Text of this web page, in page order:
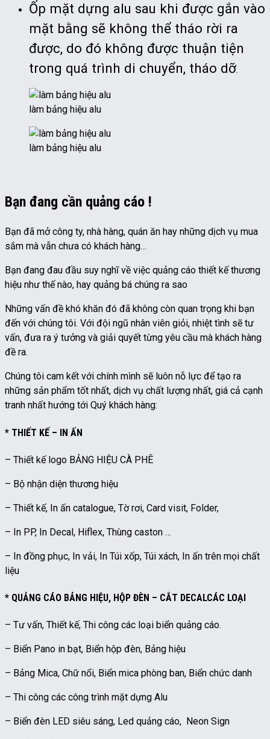
Ốp mặt dựng alu sau khi được gắn vào
mặt bằng sẽ không thể tháo rời ra
được, do đó không được thuận tiện
trong quá trình di chuyển, tháo dỡ.
làm bảng hiệu alu
làm bảng hiệu alu
Bạn đang cần quảng cáo !
Bạn đã mở công ty, nhà hàng, quán ăn hay những dịch vụ mua
sắm mà vẫn chưa có khách hàng…
Bạn đang đau đầu suy nghĩ về việc quảng cáo thiết kế thương
hiệu như thế nào, hay quảng bá chúng ra sao
Những vấn đề khó khăn đó đã không còn quan trọng khi bạn
đến với chúng tôi. Với đội ngũ nhân viên giỏi, nhiệt tình sẽ tư
vấn, đưa ra ý tưởng và giải quyết từng yêu cầu mà khách hàng
đề ra.
Chúng tôi cam kết với chính mình sẽ luôn nỗ lực để tạo ra
những sản phẩm tốt nhất, dịch vụ chất lượng nhất, giá cả cạnh
tranh nhất hướng tới Quý khách hàng:
* THIẾT KẾ – IN ẤN
– Thiết kế logo BẢNG HIỆU CÀ PHÊ
– Bộ nhận diện thương hiệu
– Thiết kế, In ấn catalogue, Tờ rơi, Card visit, Folder,
– In PP, In Decal, Hiflex, Thùng caston …
– In đồng phục, In vải, In Túi xốp, Túi xách, In ấn trên mọi chất
liệu
* QUẢNG CÁO BẢNG HIỆU, HỘP ĐÈN – CẮT DECALCÁC LOẠI
– Tư vấn, Thiết kế, Thi công các loại biển quảng cáo.
– Biển Pano in bạt, Biển hộp đèn, Bảng hiệu
– Bảng Mica, Chữ nổi, Biển mica phòng ban, Biển chức danh
– Thi công các công trình mặt dựng Alu
– Biển đèn LED siêu sáng, Led quảng cáo, Neon Sign